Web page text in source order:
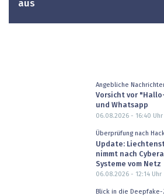
aus
Angebliche
Vorsicht vor
und Whatsapp
06.08.2026 - 16:40 Uhr
Überprüfung nach
Update:
nimmt nach
Systeme vom Netz
06.08.2026 - 12:14Uhr
Blick in die Deepfake-